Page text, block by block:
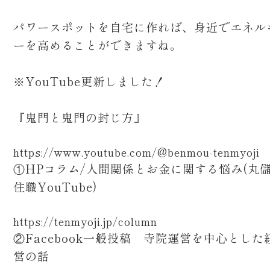
パワースポットを自宅に作れば、身近でエネル
ーを高めることができますね。
※YouTube更新しました！
『鬼門と鬼門の封じ方』
https://www.youtube.com/@benmou-tenmyoji
①HPコラム/人間関係とお金に関する悩み(丸
住職YouTube)
https://tenmyoji.jp/column
②Facebook一般投稿 寺院運営を中心とした
営の話